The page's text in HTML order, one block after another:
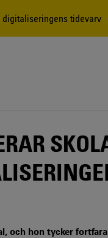
tidevarv
och hon tycker